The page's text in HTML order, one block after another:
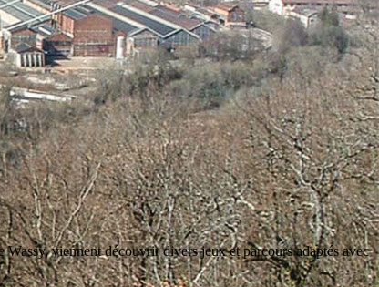
viennent découvrir divers jeux et parcours adaptés avec